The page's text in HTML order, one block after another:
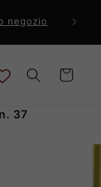
negozio
Carrello
37